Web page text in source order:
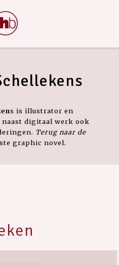
s is illustrator en
digitaal werk ook
Terug naar de
graphic novel.